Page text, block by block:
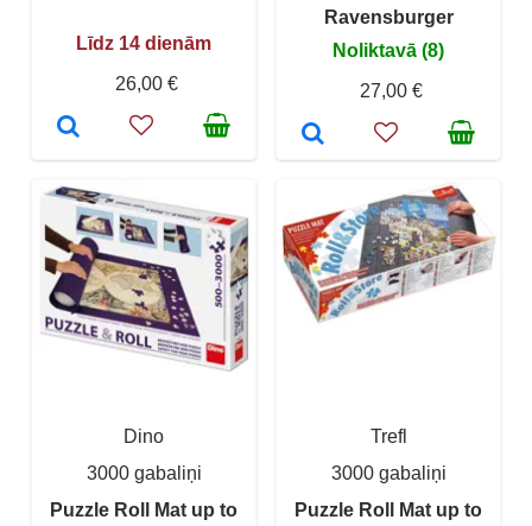
Līdz 14 dienām
26,00 €
Ravensburger
Noliktavā (8)
27,00 €
Dino
3000 gabaliņi
Puzzle Roll Mat up to
Trefl
3000 gabaliņi
Puzzle Roll Mat up to